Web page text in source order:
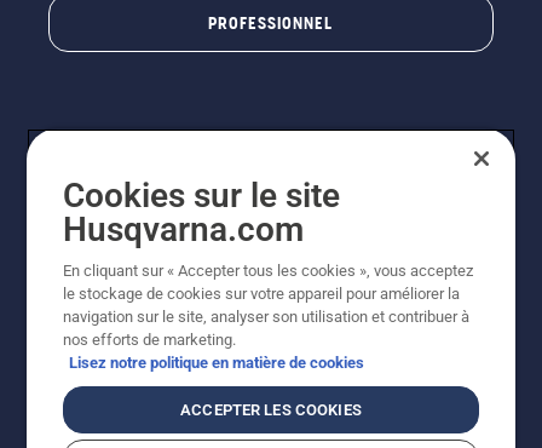
PROFESSIONNEL
© Husqvarna AB (publ). Tous droits réservés. Les prix
indiqués sont à titre indicatif de Husqvarna Schweiz AG
aux revendeurs participants, prix en CHF, TVA 8,1 % et
TAR incluses. Sous réserve de modification. Tous les
prix indiqués sont des prix de vente recommandés (TVA
incluse), sauf si le produit est disponible pour un achat
Cookies sur le site
Husqvarna.com
En cliquant sur « Accepter tous les cookies », vous acceptez
le stockage de cookies sur votre appareil pour améliorer la
navigation sur le site, analyser son utilisation et contribuer à
nos efforts de marketing.
Lisez notre politique en matière de cookies
ACCEPTER LES COOKIES